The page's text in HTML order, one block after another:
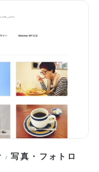
/写真・フォトロ